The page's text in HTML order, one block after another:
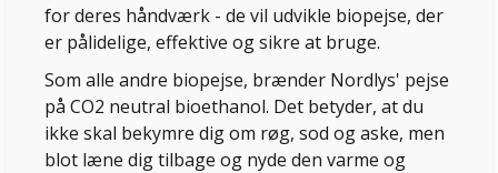
for deres håndværk - de vil udvikle biopejse, der
er pålidelige, effektive og sikre at bruge.
Som alle andre biopejse, brænder Nordlys' pejse
på CO2 neutral bioethanol. Det betyder, at du
ikke skal bekymre dig om røg, sod og aske, men
blot læne dig tilbage og nyde den varme og